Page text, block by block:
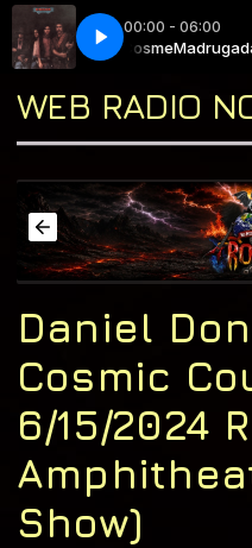
00:00 - 06:00
com * Tio CosmeMadrugada
Eagles -
Daniel
Cosmic
6/15/2024
Show)